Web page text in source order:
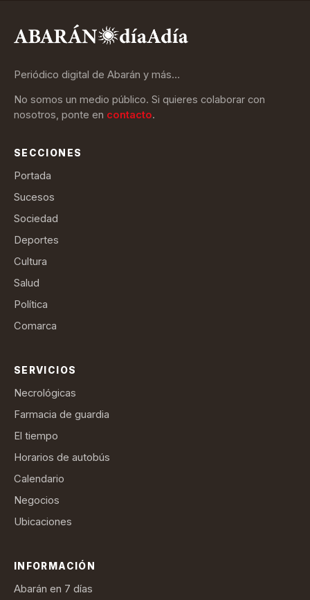
Periódico digital de Abarán y más…
No somos un medio público. Si quieres colaborar con
nosotros, ponte en contacto.
SECCIONES
Portada
Sucesos
Sociedad
Deportes
Cultura
Salud
Política
Comarca
SERVICIOS
Necrológicas
Farmacia de guardia
El tiempo
Horarios de autobús
Calendario
Negocios
Ubicaciones
INFORMACIÓN
Abarán en 7 días